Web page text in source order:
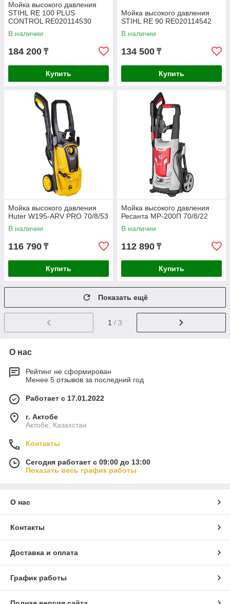
Мойка высокого давления
STIHL RE 100 PLUS
CONTROL RE020114530
В наличии
184 200 ₸
Купить
Мойка высокого давления
STIHL RE 90 RE020114542
В наличии
134 500 ₸
Купить
Мойка высокого давления
Huter W195-ARV PRO 70/8/53
В наличии
116 790 ₸
Купить
Мойка высокого давления
Ресанта МР-200П 70/8/22
В наличии
112 890 ₸
Купить
Показать ещё
1 / 3
О нас
Рейтинг не сформирован
Менее 5 отзывов за последний год
Работает с 17.01.2022
г. Актобе
Актобе, Казахстан
Контакты
Сегодня работает с 09:00 до 13:00
Показать весь график работы
О нас
Контакты
Доставка и оплата
График работы